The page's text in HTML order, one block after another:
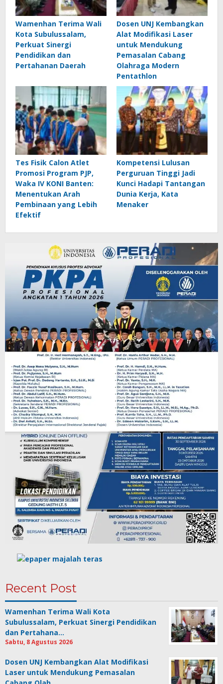
Wamenhan Terima Wali
Kota Subulussalam,
Perkuat Sinergi
Pendidikan dan
Pertahanan Daerah
Dosen UNJ Kembangkan
Alat Modifikasi Laser
untuk Mendukung
Pemasalan Cabang
Olahraga Modern
Pentathlon
Tes Fisik Calon Atlet
Promosi Program PJP,
Waka IV KONI Banten:
Menentukan Arah
Pembinaan yang Lebih
Efektif
Kompetensi Lulusan
Perguruan Tinggi Jadi
Kunci Hadapi Tantangan
Dunia Kerja, Kata
Menaker
Recent Post
Wamenhan Terima Wali Kota
Subulussalam, Perkuat Sinergi Pendidikan
dan Pertahana…
Sabtu, 8 Agustus 2026
Dosen UNJ Kembangkan Alat Modifikasi
Laser untuk Mendukung Pemasalan